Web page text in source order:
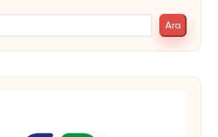
Ara